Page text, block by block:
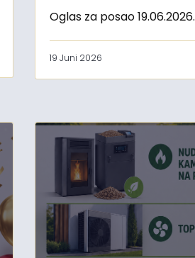
Oglas za posao 19.06.2026.
19 Juni 2026